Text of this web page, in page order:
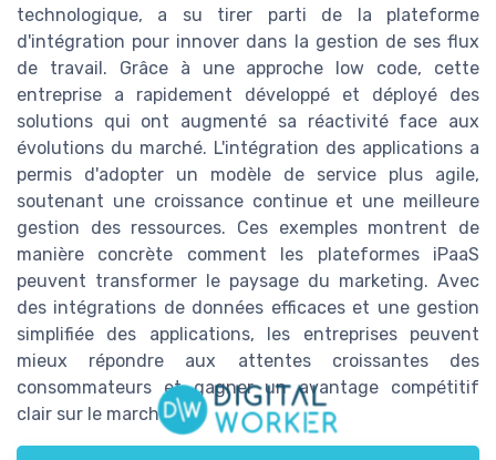
technologique, a su tirer parti de la plateforme
d'intégration pour innover dans la gestion de ses flux
de travail. Grâce à une approche low code, cette
entreprise a rapidement développé et déployé des
solutions qui ont augmenté sa réactivité face aux
évolutions du marché. L'intégration des applications a
permis d'adopter un modèle de service plus agile,
soutenant une croissance continue et une meilleure
gestion des ressources. Ces exemples montrent de
manière concrète comment les plateformes iPaaS
peuvent transformer le paysage du marketing. Avec
des intégrations de données efficaces et une gestion
simplifiée des applications, les entreprises peuvent
mieux répondre aux attentes croissantes des
consommateurs et gagner un avantage compétitif
clair sur le marché.